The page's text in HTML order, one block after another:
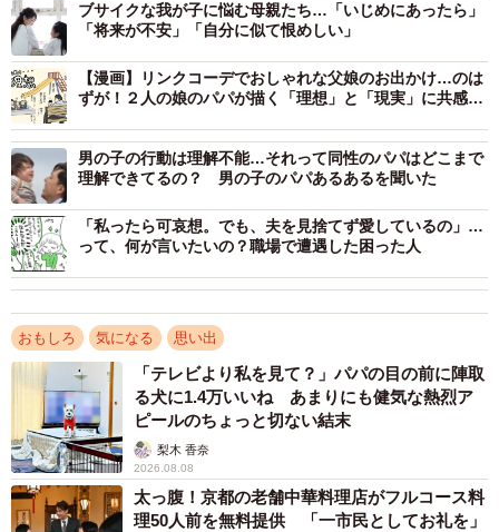
思春期を迎えると、男女の差って気になってきますよね＝仲曽良ハミさ
んのツイートより
ブサイクな我が子に悩む母親たち…「いじめにあったら」
「将来が不安」「自分に似て恨めしい」
【漫画】リンクコーデでおしゃれな父娘のお出かけ…のは
ずが！２人の娘のパパが描く「理想」と「現実」に共感必
男の子の行動は理解不能…それって同性のパパはどこまで
理解できてるの？ 男の子のパパあるあるを聞いた
「私ったら可哀想。でも、夫を見捨てず愛しているの」…
って、何が言いたいの？職場で遭遇した困った人
おもしろ 気になる 思い出
「テレビより私を見て？」パパの目の前に陣取
る犬に1.4万いいね あまりにも健気な熱烈ア
ピールのちょっと切ない結末
梨木 香奈
2026.08.08
太っ腹！京都の老舗中華料理店がフルコース料
理50人前を無料提供 「一市民としてお礼を」